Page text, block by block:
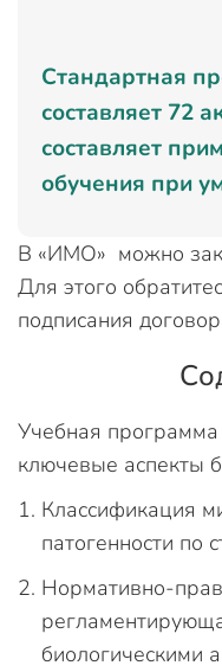
Стандартная
составляет 72
составляет
обучения при
В «ИМО» можно
Для этого
подписания
Учебная программа
ключевые аспекты
Классификация
патогенности по
Нормативно-
биологическими